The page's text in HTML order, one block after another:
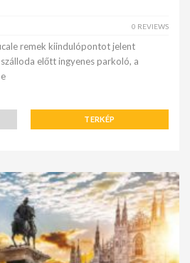
0 REVIEWS
remek kiindulópontot jelent
előtt ingyenes parkoló, a
TERKÉP